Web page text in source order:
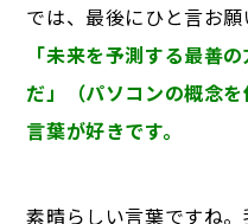
では、最後にひと言お願
「未来を予測する最善
だ」（パソコンの概念
言葉が好きです。
素晴らしい言葉ですね